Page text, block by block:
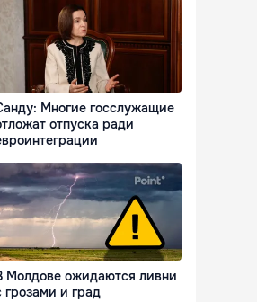
Многие госслужащие
отпуска ради
Молдове ожидаются ливни
грозами и град